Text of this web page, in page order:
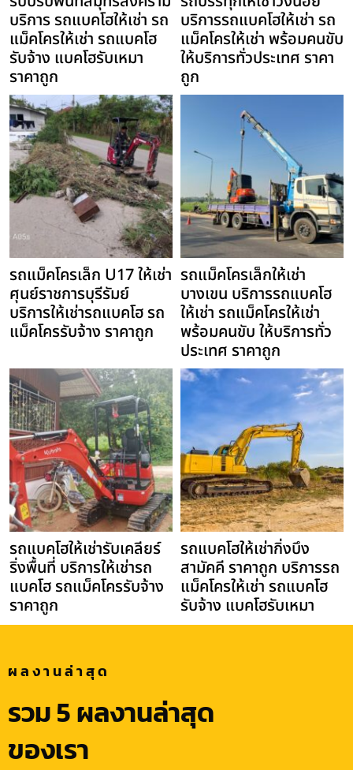
บริการ รถแบคโฮให้เช่า รถ
แม็คโครให้เช่า รถแบคโฮ
รับจ้าง แบคโฮรับเหมา
ราคาถูก
บริการรถแบคโฮให้เช่า รถ
แม็คโครให้เช่า พร้อมคนขับ
ให้บริการทั่วประเทศ ราคา
ถูก
รถแม็คโครเล็ก U17 ให้เช่า
ศุนย์ราชการบุรีรัมย์
บริการให้เช่ารถแบคโฮ รถ
แม็คโครรับจ้าง ราคาถูก
รถแม็คโครเล็กให้เช่า
บางเขน บริการรถแบคโฮ
ให้เช่า รถแม็คโครให้เช่า
พร้อมคนขับ ให้บริการทั่ว
ประเทศ ราคาถูก
รถแบคโฮให้เช่ารับเคลียร์
ริ่งพื้นที่ บริการให้เช่ารถ
แบคโฮ รถแม็คโครรับจ้าง
ราคาถูก
รถแบคโฮให้เช่ากิ่งบึง
สามัคคี ราคาถูก บริการรถ
แม็คโครให้เช่า รถแบคโฮ
รับจ้าง แบคโฮรับเหมา
ผลงานล่าสุด
รวม 5 ผลงานล่าสุด
ของเรา